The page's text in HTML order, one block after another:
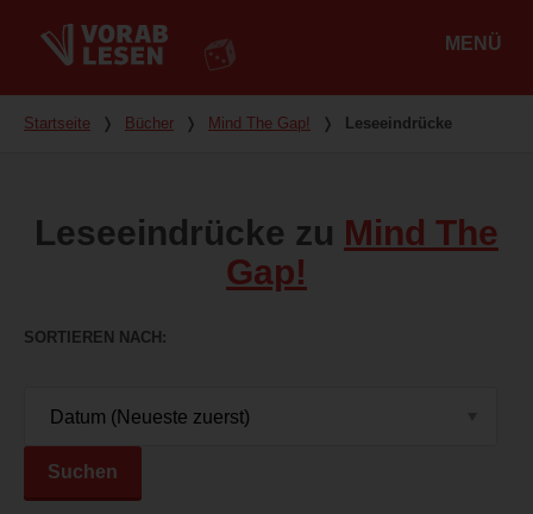
MENÜ
Du bist hier
Startseite ❭ Bücher ❭ Mind The Gap! ❭ Leseeindrücke
Leseeindrücke zu Mind The
Gap!
SORTIEREN NACH
Suchen